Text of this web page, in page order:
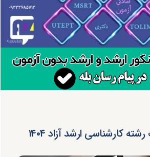
کارشناسی ارشد آزاد ۱۴۰۴